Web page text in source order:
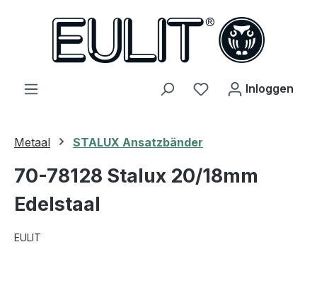
Je hebt 0 items op
Inloggen
Metaal STALUX Ansatzbänder
70-78128 Stalux 20/18mm
Edelstaal
EULIT